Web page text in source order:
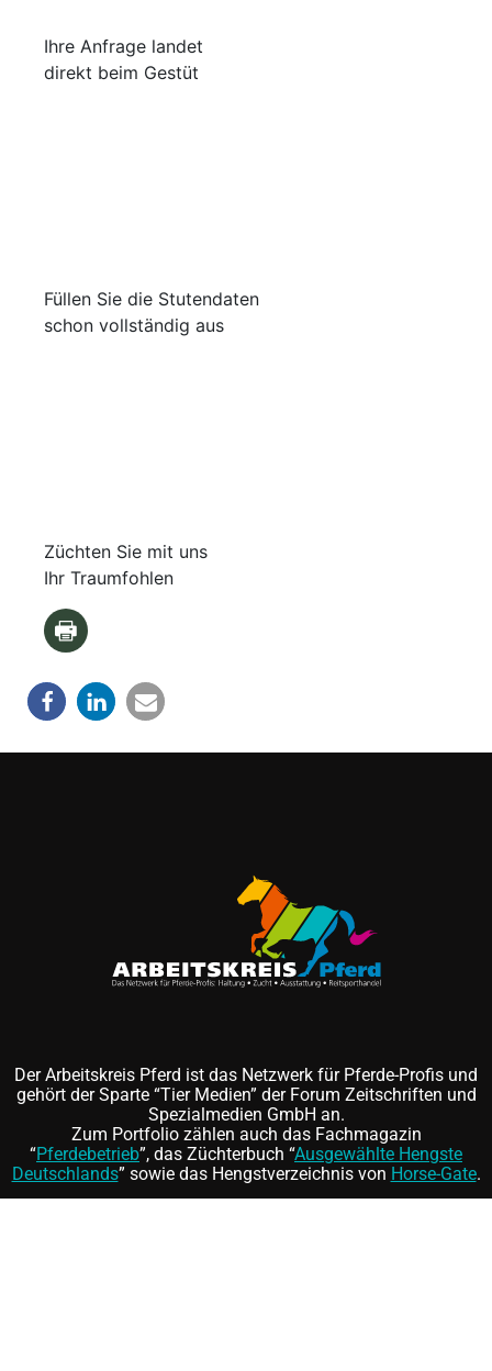
Ihre Anfrage landet
direkt beim Gestüt
Füllen Sie die Stutendaten
schon vollständig aus
Züchten Sie mit uns
Ihr Traumfohlen
Der Arbeitskreis Pferd ist das Netzwerk für Pferde-Profis und
gehört der Sparte “Tier Medien” der Forum Zeitschriften und
Spezialmedien GmbH an.
Zum Portfolio zählen auch das Fachmagazin
“Pferdebetrieb”, das Züchterbuch “Ausgewählte Hengste
Deutschlands” sowie das Hengstverzeichnis von Horse-Gate.